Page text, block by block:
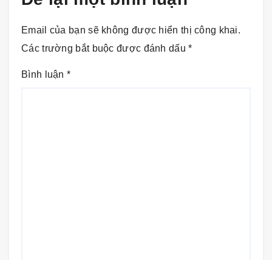
Email của bạn sẽ không được hiển thị công khai.
Các trường bắt buộc được đánh dấu*
Bình luận *